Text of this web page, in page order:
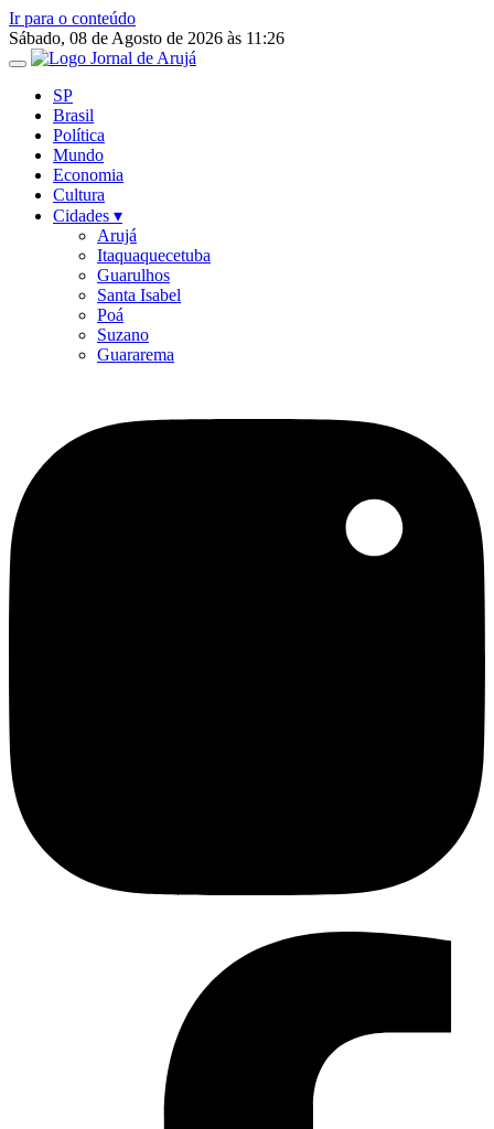
Ir para o conteúdo
Sábado, 08 de Agosto de 2026 às 11:26
SP
Brasil
Política
Mundo
Economia
Cultura
Cidades ▾
Arujá
Itaquaquecetuba
Guarulhos
Santa Isabel
Poá
Suzano
Guararema